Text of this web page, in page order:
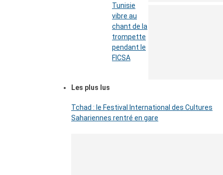
Tunisie
vibre au
chant de la
trompette
pendant le
FICSA
Les plus lus
Tchad : le Festival International des Cultures
Sahariennes rentré en gare